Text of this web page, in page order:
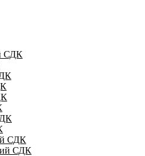
СДК
СДК
СДК